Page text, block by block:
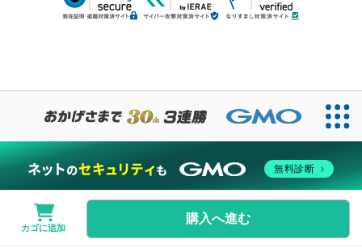
カゴに追加
購入へ進む
無料診断